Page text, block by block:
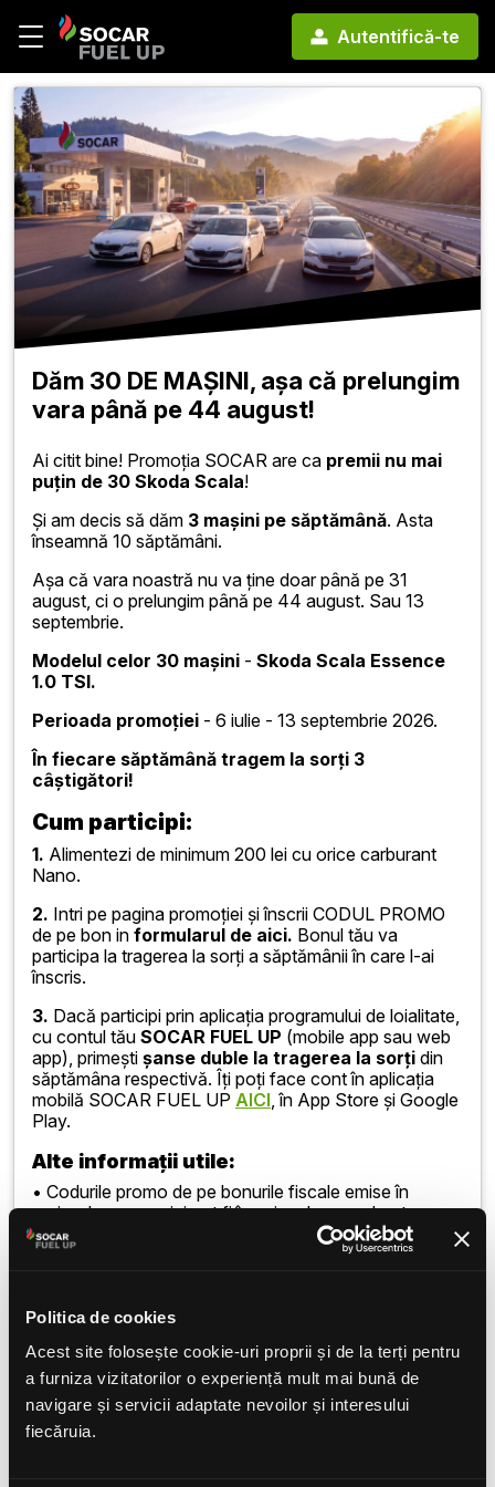
Politica de cookies
Acest site folosește cookie-uri proprii și de la terți pentru
a furniza vizitatorilor o experiență mult mai bună de
navigare și servicii adaptate nevoilor și interesului
fiecăruia.
Autentifică-te
Dăm 30 DE MAȘINI, așa că prelungim
vara până pe 44 august!
Ai citit bine! Promoția SOCAR are ca premii nu mai
puțin de 30 Skoda Scala!
Și am decis să dăm 3 mașini pe săptămână. Asta
înseamnă 10 săptămâni.
Așa că vara noastră nu va ține doar până pe 31
august, ci o prelungim până pe 44 august. Sau 13
septembrie.
Modelul celor 30 mașini - Skoda Scala Essence
1.0 TSI.
Perioada promoției - 6 iulie - 13 septembrie 2026.
În fiecare săptămână tragem la sorți 3
câștigători!
Cum participi:
1. Alimentezi de minimum 200 lei cu orice carburant
Nano.
2. Intri pe pagina promoției și înscrii CODUL PROMO
de pe bon in formularul de aici. Bonul tău va
participa la tragerea la sorți a săptămânii în care l-ai
înscris.
3. Dacă participi prin aplicația programului de loialitate,
cu contul tău SOCAR FUEL UP (mobile app sau web
app), primești șanse duble la tragerea la sorți din
săptămâna respectivă. Îți poți face cont în aplicația
mobilă SOCAR FUEL UP AICI, în App Store și Google
Play.
Alte informații utile:
• Codurile promo de pe bonurile fiscale emise în
perioada campaniei pot fi înscrise doar pe durata
campaniei și fiecare cod promo este luat în
considerare o singură dată.
înscrierile din săptămâna precedentă.
•Limita de înscrieri pentru același participant este de 3
înscrieri pe săptămână, maximum 20 pe campanie.
•Potențialul câștigător are la dispoziție 24 de ore
pentru a răspunde la SMS-ul primit și pentru începerea